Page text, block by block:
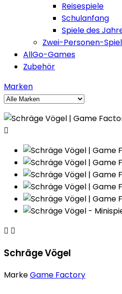
Reisespiele
Schulanfang
Spiele des
Zwei-Personen-
AllGo-Games
Zubehör
Marken

 
Schräge Vögel
MarkeGame Factory